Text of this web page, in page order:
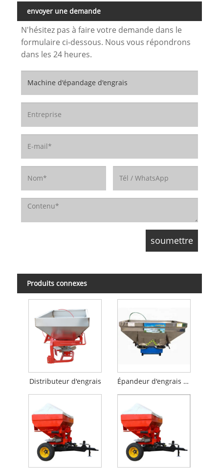
envoyer une demande
N'hésitez pas à faire votre demande dans le
formulaire ci-dessous. Nous vous répondrons
dans les 24 heures.
Produits connexes
Distributeur d'engrais Épandeur d'engrais agricole